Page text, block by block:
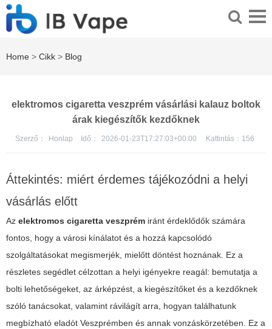
Home > Cikk > Blog
elektromos cigaretta veszprém vásárlási kalauz boltok
árak kiegészítők kezdőknek
Szerző： Honlap Idő： 2026-01-23T17:27:03+00:00 Kattintás： 156
Áttekintés: miért érdemes tájékozódni a helyi
vásárlás előtt
Az elektromos cigaretta veszprém iránt érdeklődők számára
fontos, hogy a városi kínálatot és a hozzá kapcsolódó
szolgáltatásokat megismerjék, mielőtt döntést hoznának. Ez a
részletes segédlet célzottan a helyi igényekre reagál: bemutatja a
bolti lehetőségeket, az árképzést, a kiegészítőket és a kezdőknek
szóló tanácsokat, valamint rávilágít arra, hogyan találhatunk
megbízható eladót Veszprémben és annak vonzáskörzetében. Ez a